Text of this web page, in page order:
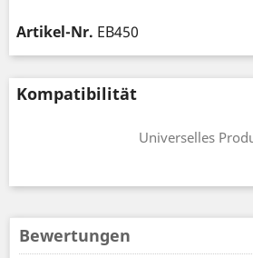
Artikel-Nr. EB450
Kompatibilität
Universelles
Bewertungen